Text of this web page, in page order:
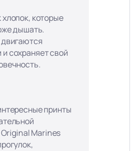
которые
дышать.
сохраняет свой
принты
Original Marines